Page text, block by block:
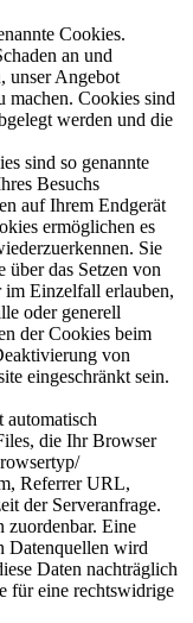
Cookies.
an und
unser Angebot
machen. Cookies sind
werden und die
sind so genannte
Besuchs
auf Ihrem Endgerät
ermöglichen es
Sie
über das Setzen von
Einzelfall erlauben,
oder generell
der Cookies beim
von
eingeschränkt sein.
automatisch
die Ihr Browser
Referrer URL,
der Serveranfrage.
zuordenbar. Eine
Datenquellen wird
Daten nachträglich
für eine rechtswidrige